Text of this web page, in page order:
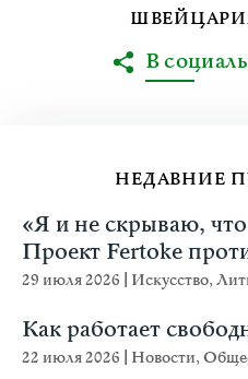
НЕДАВНИЕ
«Я и не скрываю,
Проект Fertoke
29 июля 2026 Искусство,
Как работает
22 июля 2026 Новости,
В